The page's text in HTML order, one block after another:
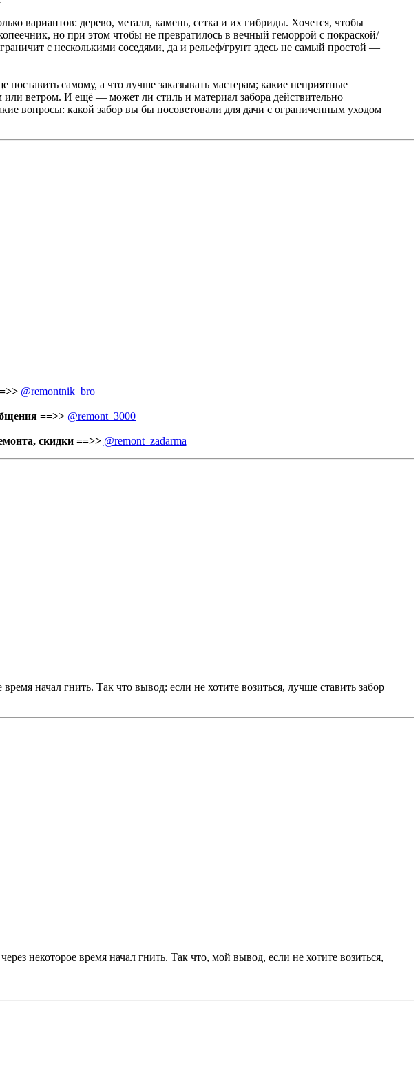
вариантов: дерево, металл, камень, сетка и их гибриды. Хочется, чтобы
но при этом чтобы не превратилось в вечный геморрой с покраской/
с несколькими соседями, да и рельеф/грунт здесь не самый простой —
самому, а что лучше заказывать мастерам; какие неприятные
ветром. И ещё — может ли стиль и материал забора действительно
вопросы: какой забор вы бы посоветовали для дачи с ограниченным уходом
@remontnik_bro
==>> @remont_3000
скидки ==>> @remont_zadarma
начал гнить. Так что вывод: если не хотите возиться, лучше ставить забор
некоторое время начал гнить. Так что, мой вывод, если не хотите возиться,